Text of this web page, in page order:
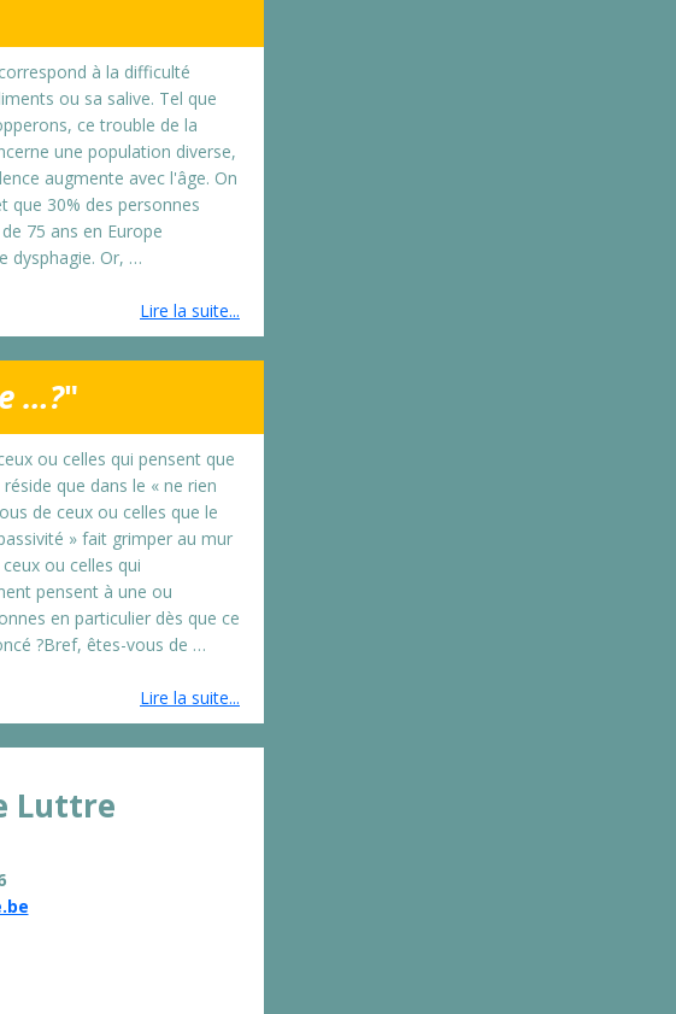
à la difficulté
ou sa salive. Tel que
ce trouble de la
une population diverse,
augmente avec l'âge. On
que 30% des personnes
75 ans en Europe
dysphagie. Or, …
Lire la suite...
…?"
ou celles qui pensent que
que dans le « ne rien
de ceux ou celles que le
» fait grimper au mur
ou celles qui
pensent à une ou
en particulier dès que ce
?Bref, êtes-vous de …
Lire la suite...
Luttre